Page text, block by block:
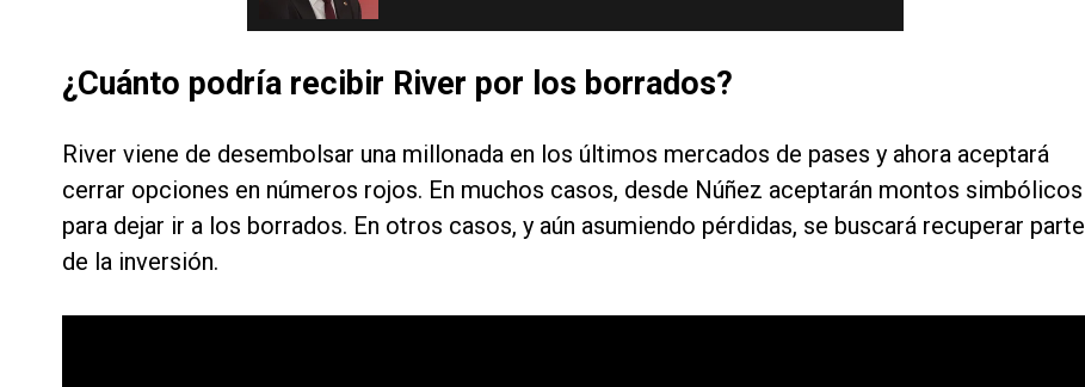
¿Cuánto podría recibir River por los borrados?
River viene de desembolsar una millonada en los últimos mercados de pases y ahora aceptará
cerrar opciones en números rojos. En muchos casos, desde Núñez aceptarán montos simbólicos
para dejar ir a los borrados. En otros casos, y aún asumiendo pérdidas, se buscará recuperar parte
de la inversión.